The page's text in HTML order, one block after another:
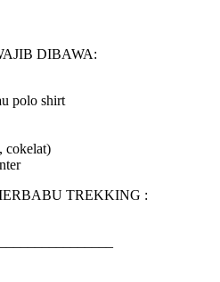
DIBAWA:
polo shirt
cokelat)
TREKKING :